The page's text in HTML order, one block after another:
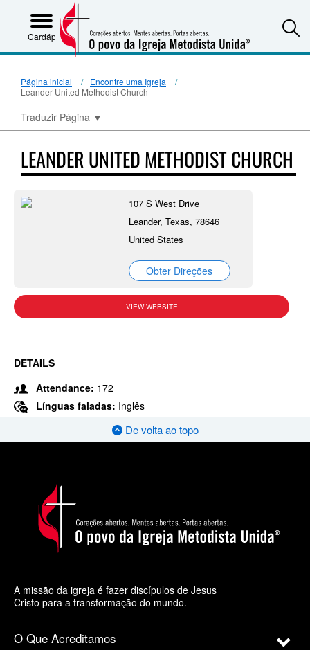
Cardápio
Página inicial
Encontre uma Igreja
Leander United Methodist Church
Traduzir Página ▼
LEANDER UNITED METHODIST CHURCH
107 S West Drive
Leander, Texas, 78646
United States
Obter Direções
VIEW WEBSITE
DETAILS
Attendance: 172
Línguas faladas: Inglês
De volta ao topo
A missão da igreja é fazer discípulos de Jesus
Cristo para a transformação do mundo.
O Que Acreditamos